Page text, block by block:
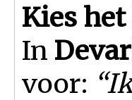
Kies
In
voor: